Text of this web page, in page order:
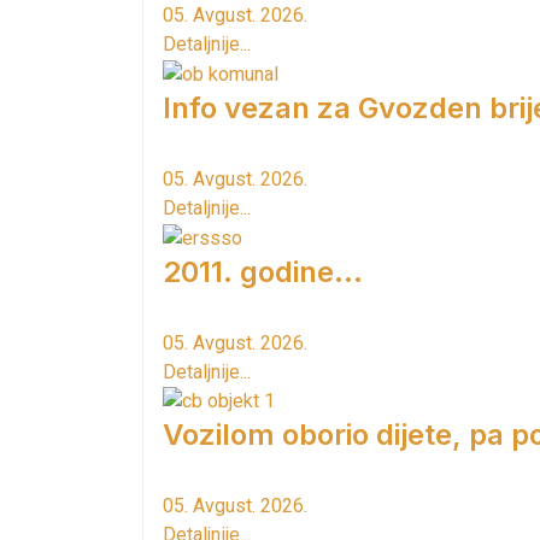
05. Avgust. 2026.
Detaljnije...
Info vezan za Gvozden
05. Avgust. 2026.
Detaljnije...
2011. godine...
05. Avgust. 2026.
Detaljnije...
Vozilom oborio dijete, pa
05. Avgust. 2026.
Detaljnije...